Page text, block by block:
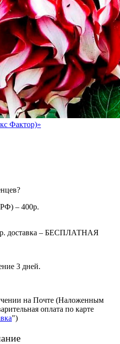
Фактор)»
– 400р.
доставка – БЕСПЛАТНАЯ
3 дней.
на Почте (Наложенным
оплата по карте
")